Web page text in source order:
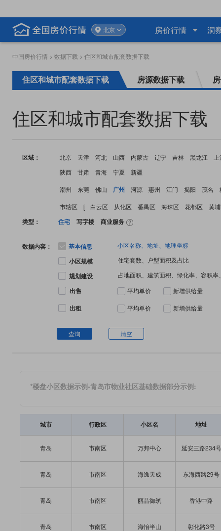
北京 房价行情 洞
中国房价行情 > 数据下载 > 住区和城市配套数据下载
住区和城市配套数据下载 房源数据下载
住区和城市配套数据下载
区域： 北京 天津 河北 山西 内蒙古 辽宁 吉林 黑龙江
陕西
甘肃 青海 宁夏 新疆
潮州 东莞 佛山 广州 河源 惠州 江门 揭阳 茂名
市辖区 [ 白云区 从化区 番禺区 海珠区 花都区 黄
类型： 住宅 写字楼 商业服务
数据内容： 基本信息 小区名称、地址、地理坐标
小区规模 住宅套数、户型面积及占比
规划建设 占地面积、建筑面积、绿化率、容积
出售 平均单价 新增供给量
出租 平均单价 新增供给量
查询 清空
*楼盘小区数据示例-青岛市物业社区基础数据部分示例:
城市 行政区 小区名 地址
青岛 市南区 万邦中心 延安三路234号
青岛 市南区 海逸天成 东海西路29号
青岛 市南区 丽晶御筑 香港中路
青岛 市南区 海怡半山 彰化路3号